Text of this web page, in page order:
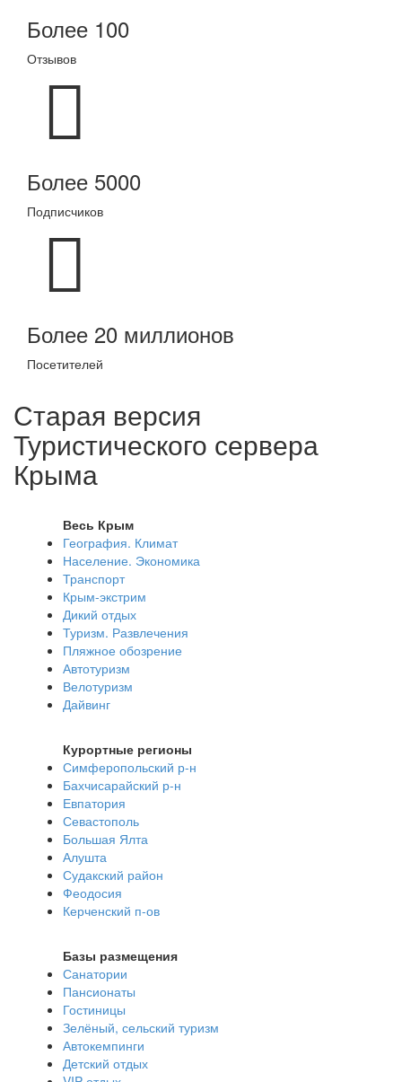
Более 100
Отзывов
Более 5000
Подписчиков
Более 20 миллионов
Посетителей
Старая версия
Туристического сервера
Крыма
Весь Крым
География. Климат
Население. Экономика
Транспорт
Крым-экстрим
Дикий отдых
Туризм. Развлечения
Пляжное обозрение
Автотуризм
Велотуризм
Дайвинг
Курортные регионы
Симферопольский р-н
Бахчисарайский р-н
Евпатория
Севастополь
Большая Ялта
Алушта
Судакский район
Феодосия
Керченский п-ов
Базы размещения
Санатории
Пансионаты
Гостиницы
Зелёный, сельский туризм
Автокемпинги
Детский отдых